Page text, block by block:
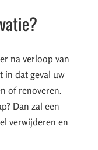
na verloop van
in dat geval uw
of renoveren.
Dan zal een
verwijderen en